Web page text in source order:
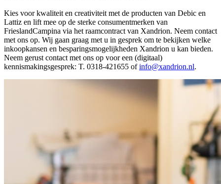
Kies voor kwaliteit en creativiteit met de producten van Debic en
Lattiz en lift mee op de sterke consumentmerken van
FrieslandCampina via het raamcontract van Xandrion. Neem contact
met ons op. Wij gaan graag met u in gesprek om te bekijken welke
inkoopkansen en besparingsmogelijkheden Xandrion u kan bieden.
Neem gerust contact met ons op voor een (digitaal)
kennismakingsgesprek: T. 0318-421655 ofinfo@xandrion.nl.